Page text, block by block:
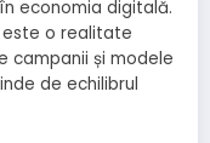
economia digitală.
o realitate
campanii și modele
de echilibrul